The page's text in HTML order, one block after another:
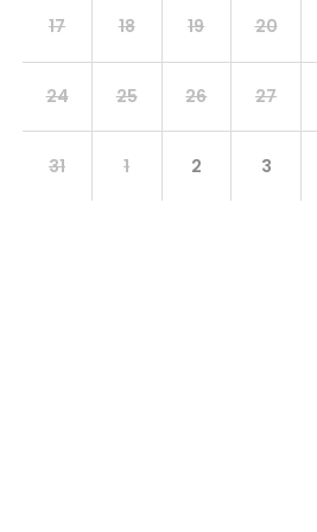
17 18 19 20
24 25 26 27
31 1 2 3